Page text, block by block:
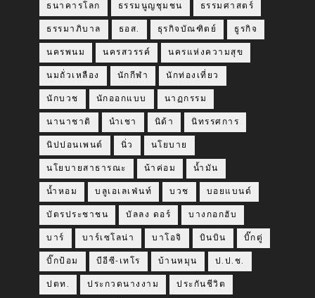
ธนาคารโลก ธรรมนูญชุมชน ธรรมศาสตร์
ธรรมาภิบาล ธอส. ธุรกิจบัณฑิตย์ ธูรกิจ
นครพนม นครสวรรค์ นครแห่งความสุข
นมถั่วเหลือง นักกีฬา นักท่องเที่ยว
นักบวช นักออกแบบ นาฏกรรม
นานาชาติ นำเชา นิด้า นิทรรศการ
นิปปอนเพนต์ นิ่ว นโยบาย
นโยบายสาธารณะ น้าค่อม น้ำมัน
น้ำหอม บลูเอเลเฟ่นท์ บวช บอยแบนด์
บัตรประชาชน บัลลง ดอร์ บางกอกฮับ
บาร์ บาร์เซโลน่า บาโอจิ บินบิน บิ๊กตู่
บิ๊กป้อม บีอีซี-เทโร บ้านหมุน ป.ป.ช.
ปตท. ประกวดนางงาม ประกันชีวิต